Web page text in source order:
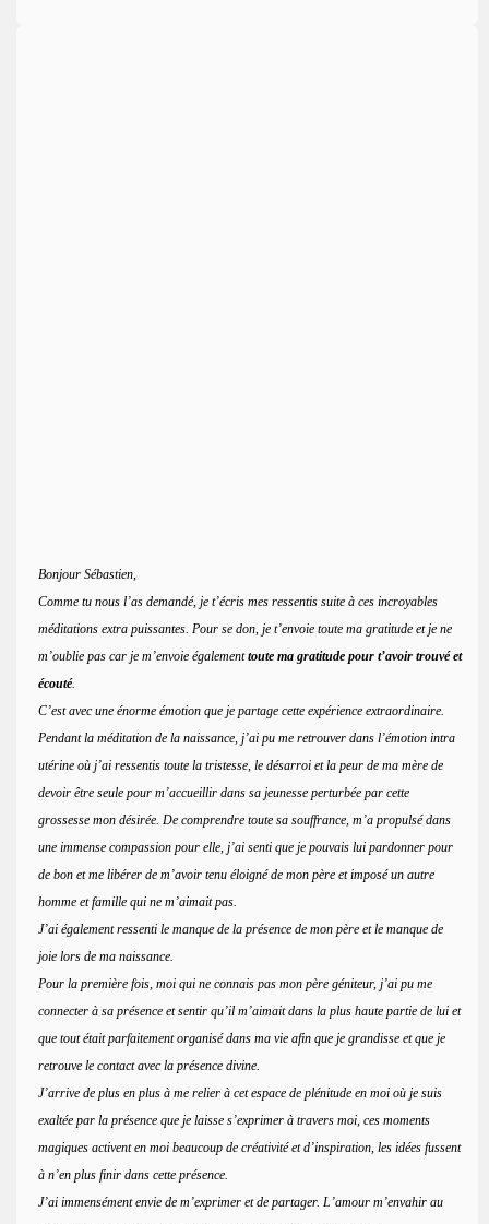
Bonjour Sébastien,
Comme tu nous l’as demandé, je t’écris mes ressentis suite à ces incroyables
méditations extra puissantes. Pour se don, je t’envoie toute ma gratitude et je ne
m’oublie pas car je m’envoie égalementtoute ma gratitude pour t’avoir trouvé et
écouté.
C’est avec une énorme émotion que je partage cette expérience extraordinaire.
Pendant la méditation de la naissance, j’ai pu me retrouver dans l’émotion intra
utérine où j’ai ressentis toute la tristesse, le désarroi et la peur de ma mère de
devoir être seule pour m’accueillir dans sa jeunesse perturbée par cette
grossesse mon désirée. De comprendre toute sa souffrance, m’a propulsé dans
une immense compassion pour elle, j’ai senti que je pouvais lui pardonner pour
de bon et me libérer de m’avoir tenu éloigné de mon père et imposé un autre
homme et famille qui ne m’aimait pas.
J’ai également ressenti le manque de la présence de mon père et le manque de
joie lors de ma naissance.
Pour la première fois, moi qui ne connais pas mon père géniteur, j’ai pu me
connecter à sa présence et sentir qu’il m’aimait dans la plus haute partie de lui et
que tout était parfaitement organisé dans ma vie afin que je grandisse et que je
retrouve le contact avec la présence divine.
J’arrive de plus en plus à me relier à cet espace de plénitude en moi où je suis
exaltée par la présence que je laisse s’exprimer à travers moi, ces moments
magiques activent en moi beaucoup de créativité et d’inspiration, les idées fussent
à n’en plus finir dans cette présence.
J’ai immensément envie de m’exprimer et de partager. L’amour m’envahir au